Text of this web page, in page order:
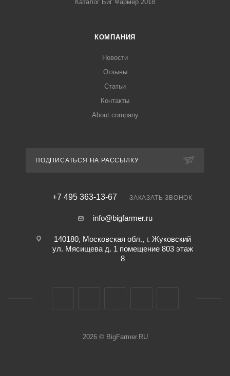
Каталог Биг Фармер 2018
КОМПАНИЯ
Новости
Отзывы
Статьи
Контакты
About company
ПОДПИСАТЬСЯ НА РАССЫЛКУ
+7 495 363-13-67 ЗАКАЗАТЬ ЗВОНОК
info@bigfarmer.ru
140180, Московская обл., г. Жуковский
ул. Мясищева д. 1 помещение 803 этаж
8
2026 © BigFarmer.RU